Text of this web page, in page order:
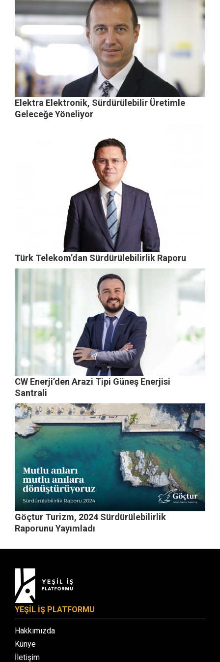
Elektra Elektronik, Sürdürülebilir Üretimle
Geleceğe Yöneliyor
Türk Telekom’dan Sürdürülebilirlik Raporu
CW Enerji’den Arazi Tipi Güneş Enerjisi
Santrali
Göçtur Turizm, 2024 Sürdürülebilirlik
Raporunu Yayımladı
YEŞİL İŞ PLATFORMU
Hakkımızda
Künye
İletişim